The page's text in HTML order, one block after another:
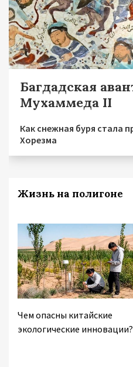
Багдадская
Мухаммеда II
Как снежная буря стала
Хорезма
Жизнь на полигоне
Чем опасны китайские
экологические инновации?